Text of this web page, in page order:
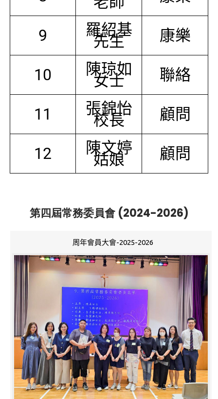
9 羅紹基
先生 康樂
10 陳琼如
女士 聯絡
11 張錦怡
校長 顧問
12 陳文婷
姑娘 顧問
第四屆常務委員會 (2024-2026)
周年會員大會-2025-2026